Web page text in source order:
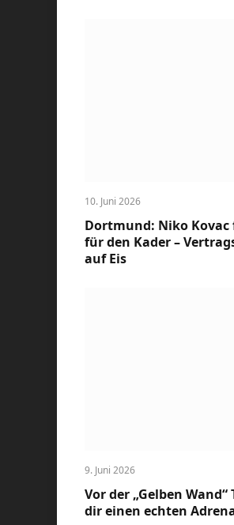
10. Juni 2026
Dortmund: Niko
für den Kader –
auf Eis
9. Juni 2026
Vor der „Gelben
dir einen echten